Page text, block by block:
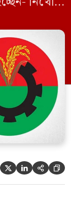
ও সাক্ষ্য-
[…]
   